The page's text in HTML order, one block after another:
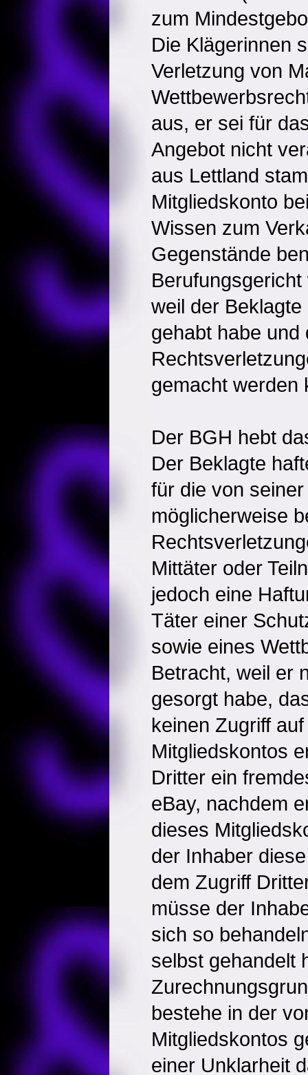
zum
Die Klägerinnen
Verletzung von
aus, er sei für
Angebot nicht
aus Lettland
Mitgliedskonto
Wissen zum
Gegenstände
weil der
gehabt habe und
gemacht werden
Der BGH hebt
Der Beklagte
für die von
möglicherweise
Mittäter oder
jedoch eine
Täter einer
sowie eines
Betracht, weil er
gesorgt habe,
keinen Zugriff
Mitgliedskontos
Dritter ein
eBay, nachdem
dieses
der Inhaber
dem Zugriff
müsse der
sich so
selbst gehandelt
bestehe in der
Mitgliedskontos
einer Unklarheit